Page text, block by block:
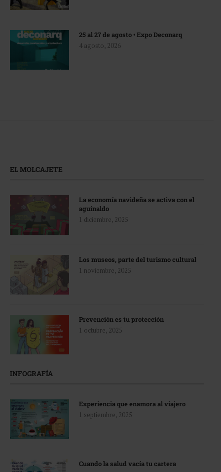
25 al 27 de agosto • Expo Deconarq
4 agosto, 2026
EL MOLCAJETE
La economía navideña se activa con el
aguinaldo
1 diciembre, 2025
Los museos, parte del turismo cultural
1 noviembre, 2025
Prevención es tu protección
1 octubre, 2025
INFOGRAFÍA
Experiencia que enamora al viajero
1 septiembre, 2025
Cuando la salud vacía tu cartera